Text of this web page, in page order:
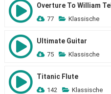
Overture To William Tell
77 Klassische
Ultimate Guitar
75 Klassische
Titanic Flute
142 Klassische